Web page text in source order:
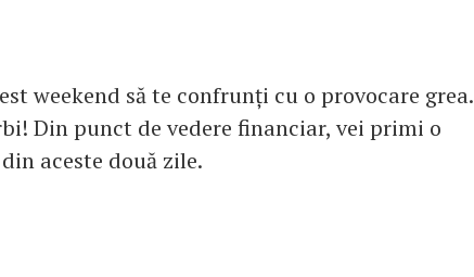
weekend să te confrunți cu o provocare grea.
Din punct de vedere financiar, vei primi o
aceste două zile.